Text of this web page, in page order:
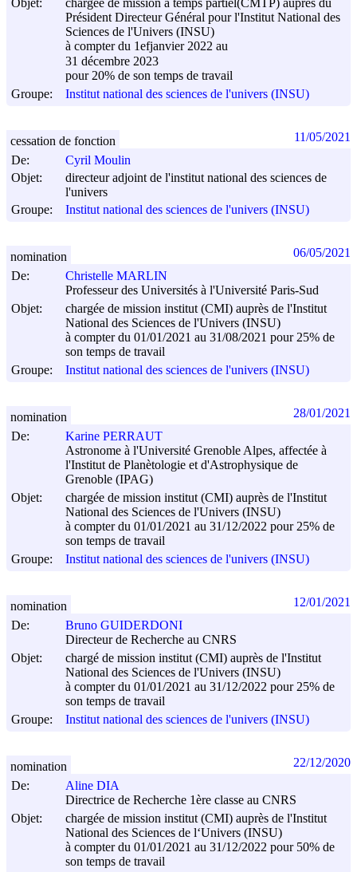
Objet:
chargée de mission à temps partiel(CMTP) auprès du
Président Directeur Général pour l'Institut National des
Sciences de l'Univers (INSU)
à compter du 1efjanvier 2022 au
31 décembre 2023
pour 20% de son temps de travail
Groupe:
Institut national des sciences de l'univers (INSU)
De:
Cyril Moulin
Objet:
directeur adjoint de l'institut national des sciences de
l'univers
Groupe:
Institut national des sciences de l'univers (INSU)
cessation de fonction 11/05/2021
De:
Christelle MARLIN
Professeur des Universités à l'Université Paris-Sud
Objet:
chargée de mission institut (CMI) auprès de l'Institut
National des Sciences de l'Univers (INSU)
à compter du 01/01/2021 au 31/08/2021 pour 25% de
son temps de travail
Groupe:
Institut national des sciences de l'univers (INSU)
nomination 06/05/2021
De:
Karine PERRAUT
Astronome à l'Université Grenoble Alpes, affectée à
l'Institut de Planètologie et d'Astrophysique de
Grenoble (IPAG)
Objet:
chargée de mission institut (CMI) auprès de l'Institut
National des Sciences de l'Univers (INSU)
à compter du 01/01/2021 au 31/12/2022 pour 25% de
son temps de travail
Groupe:
Institut national des sciences de l'univers (INSU)
nomination 28/01/2021
De:
Bruno GUIDERDONI
Directeur de Recherche au CNRS
Objet:
chargé de mission institut (CMI) auprès de l'Institut
National des Sciences de l'Univers (INSU)
à compter du 01/01/2021 au 31/12/2022 pour 25% de
son temps de travail
Groupe:
Institut national des sciences de l'univers (INSU)
nomination 12/01/2021
De:
Aline DIA
Directrice de Recherche 1ère classe au CNRS
Objet:
chargée de mission institut (CMI) auprès de l'Institut
National des Sciences de l‘Univers (INSU)
à compter du 01/01/2021 au 31/12/2022 pour 50% de
son temps de travail
nomination 22/12/2020